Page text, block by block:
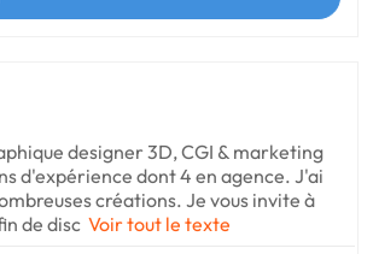
designer 3D, CGI & marketing
d'expérience dont 4 en agence. J'ai
créations. Je vous invite à
de disc Voir tout le texte